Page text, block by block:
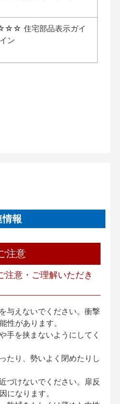
住宅部品表示ガイ
ン
情報
注意
注意・ご理解いただき
与えないでください。衝撃
性があります。
手を挟まないようにしてく
たり、勢いよく閉めたりし
づけないでください。扉反
になります。